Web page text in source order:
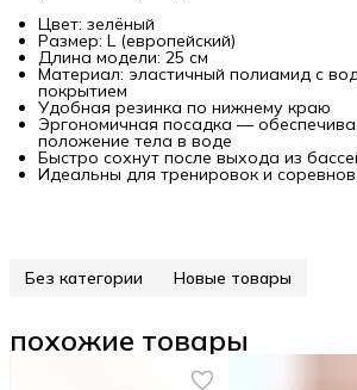
Цвет: зелёный
Размер: L (европейский)
Длина модели: 25 см
Материал: эластичный полиамид с
покрытием
Удобная резинка по нижнему краю
Эргономичная посадка —
положение тела в воде
Быстро сохнут после выхода из
Идеальны для тренировок и
Без категории Новые товары
похожие товары